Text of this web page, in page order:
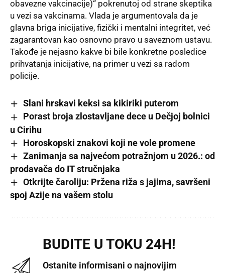
obavezne vakcinacije)“ pokrenutoj od strane skeptika
u vezi sa vakcinama. Vlada je argumentovala da je
glavna briga inicijative, fizički i mentalni integritet, već
zagarantovan kao osnovno pravo u saveznom ustavu.
Takođe je nejasno kakve bi bile konkretne posledice
prihvatanja inicijative, na primer u vezi sa radom
policije.
Slani hrskavi keksi sa kikiriki puterom
Porast broja zlostavljane dece u Dečjoj bolnici
u Cirihu
Horoskopski znakovi koji ne vole promene
Zanimanja sa najvećom potražnjom u 2026.: od
prodavača do IT stručnjaka
Otkrijte čaroliju: Pržena riža s jajima, savršeni
spoj Azije na vašem stolu
BUDITE U TOKU 24H!
Ostanite informisani o najnovijim